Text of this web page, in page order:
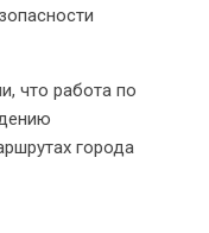
что работа по
города